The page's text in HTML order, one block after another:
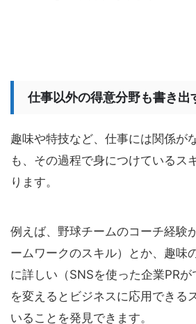
仕事以外の得意分野も書き出
趣味や特技など、仕事には関係が
も、その過程で身につけているス
ります。
例えば、野球チームのコーチ経験
ームワークのスキル）とか、趣味
に詳しい（SNSを使った企業PR
を変えるとビジネスに応用できる
いることを発見できます。